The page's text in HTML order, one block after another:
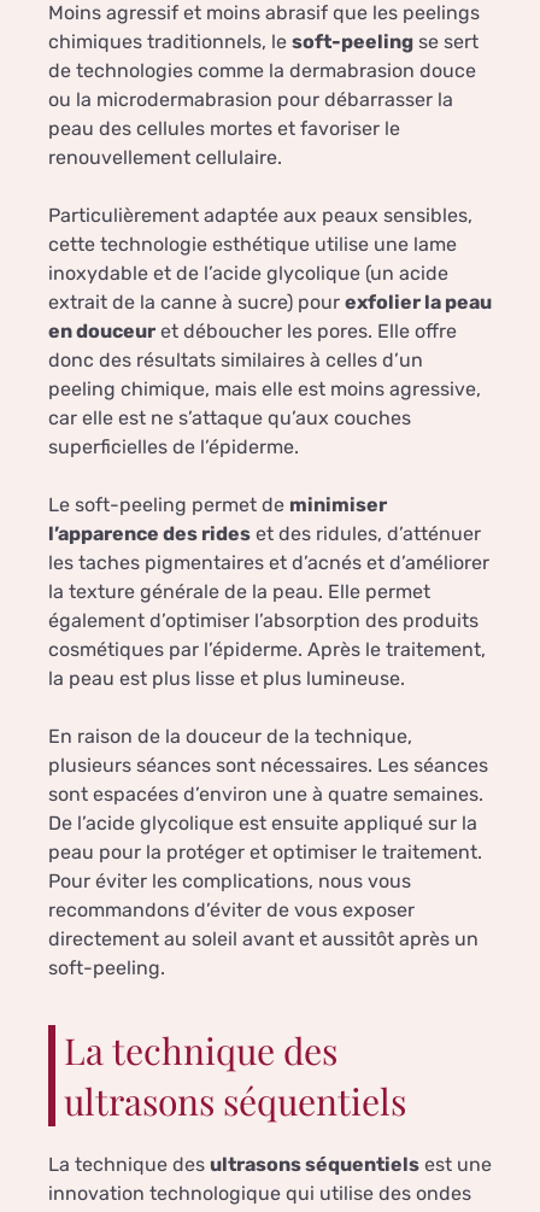
Moins agressif et moins abrasif que les peelings
chimiques traditionnels, le soft-peeling se sert
de technologies comme la dermabrasion douce
ou la microdermabrasion pour débarrasser la
peau des cellules mortes et favoriser le
renouvellement cellulaire.
Particulièrement adaptée aux peaux sensibles,
cette technologie esthétique utilise une lame
inoxydable et de l’acide glycolique (un acide
extrait de la canne à sucre) pour exfolier la peau
en douceur et déboucher les pores. Elle offre
donc des résultats similaires à celles d’un
peeling chimique, mais elle est moins agressive,
car elle est ne s’attaque qu’aux couches
superficielles de l’épiderme.
Le soft-peeling permet de minimiser
l’apparence des rides et des ridules, d’atténuer
les taches pigmentaires et d’acnés et d’améliorer
la texture générale de la peau. Elle permet
également d’optimiser l’absorption des produits
cosmétiques par l’épiderme. Après le traitement,
la peau est plus lisse et plus lumineuse.
En raison de la douceur de la technique,
plusieurs séances sont nécessaires. Les séances
sont espacées d’environ une à quatre semaines.
De l’acide glycolique est ensuite appliqué sur la
peau pour la protéger et optimiser le traitement.
Pour éviter les complications, nous vous
recommandons d’éviter de vous exposer
directement au soleil avant et aussitôt après un
soft-peeling.
La technique des
ultrasons séquentiels
La technique des ultrasons séquentiels est une
innovation technologique qui utilise des ondes